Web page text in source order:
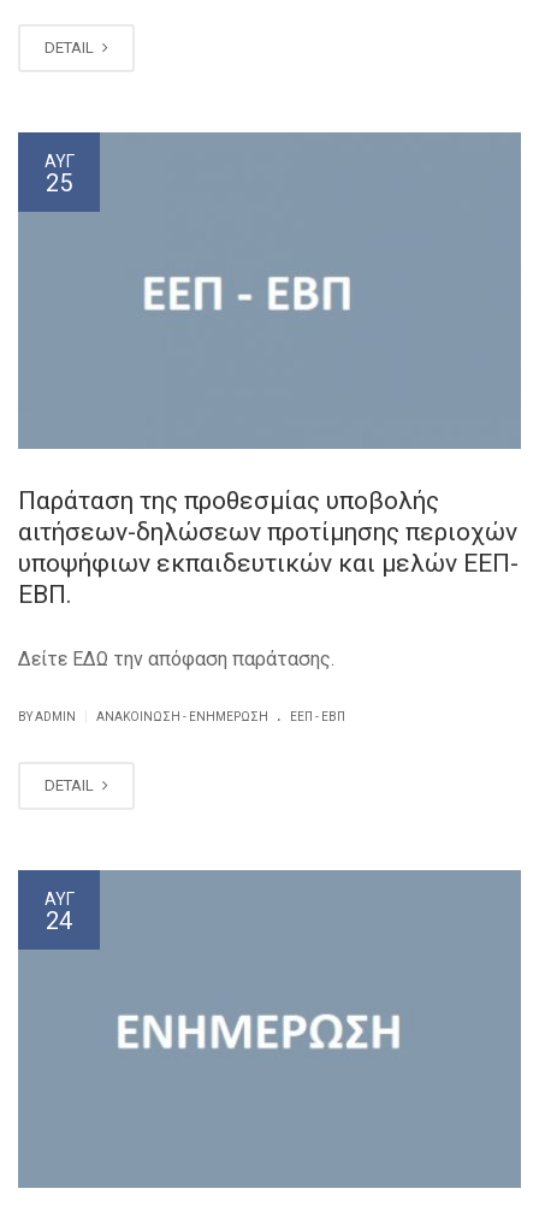
DETAIL
ΑΥΓ
25
Παράταση της προθεσμίας υποβολής
αιτήσεων-δηλώσεων προτίμησης περιοχών
υποψήφιων εκπαιδευτικών και μελών ΕΕΠ-
ΕΒΠ.
Δείτε ΕΔΩ την απόφαση παράτασης.
BY ADMIN ΑΝΑΚΟΊΝΩΣΗ - ΕΝΗΜΈΡΩΣΗ . ΕΕΠ - ΕΒΠ
DETAIL
ΑΥΓ
24